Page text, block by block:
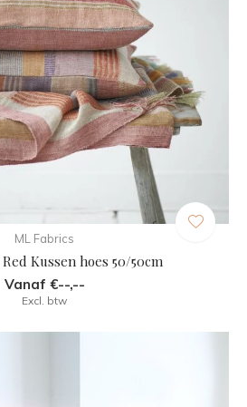
ML Fabrics
Kussen hoes 50/50cm
Vanaf €--,--
Excl. btw